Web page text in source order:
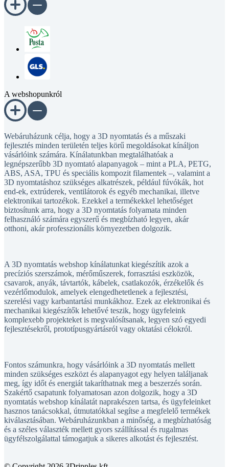
A webshopunkról
Webáruházunk célja, hogy a 3D nyomtatás és a műszaki
fejlesztés minden területén teljes körű megoldásokat kínáljon
vásárlóink számára. Kínálatunkban megtalálhatóak a
legnépszerűbb 3D nyomtató alapanyagok – mint a PLA, PETG,
ABS, ASA, TPU és speciális kompozit filamentek –, valamint a
3D nyomtatáshoz szükséges alkatrészek, például fúvókák, hot
end-ek, extrúderek, ventilátorok és egyéb mechanikai, illetve
elektronikai tartozékok. Ezekkel a termékekkel lehetőséget
biztosítunk arra, hogy a 3D nyomtatás folyamata minden
felhasználó számára egyszerű és megbízható legyen, akár
otthoni, akár professzionális környezetben dolgozik.
A 3D nyomtatás webshop kínálatunkat kiegészítik azok a
precíziós szerszámok, mérőműszerek, forrasztási eszközök,
csavarok, anyák, távtartók, kábelek, csatlakozók, érzékelők és
vezérlőmodulok, amelyek elengedhetetlenek a fejlesztési,
szerelési vagy karbantartási munkákhoz. Ezek az elektronikai és
mechanikai kiegészítők lehetővé teszik, hogy ügyfeleink
komplexebb projekteket is megvalósítsanak, legyen szó egyedi
fejlesztésekről, prototípusgyártásról vagy oktatási célokról.
Fontos számunkra, hogy vásárlóink a 3D nyomtatás mellett
minden szükséges eszközt és alapanyagot egy helyen találjanak
meg, így időt és energiát takaríthatnak meg a beszerzés során.
Szakértő csapatunk folyamatosan azon dolgozik, hogy a 3D
nyomtatás webshop kínálatát naprakészen tartsa, és ügyfeleinket
hasznos tanácsokkal, útmutatókkal segítse a megfelelő termékek
kiválasztásában. Webáruházunkban a minőség, a megbízhatóság
és a széles választék mellett gyors szállítással és rugalmas
ügyfélszolgálattal támogatjuk a sikeres alkotást és fejlesztést.